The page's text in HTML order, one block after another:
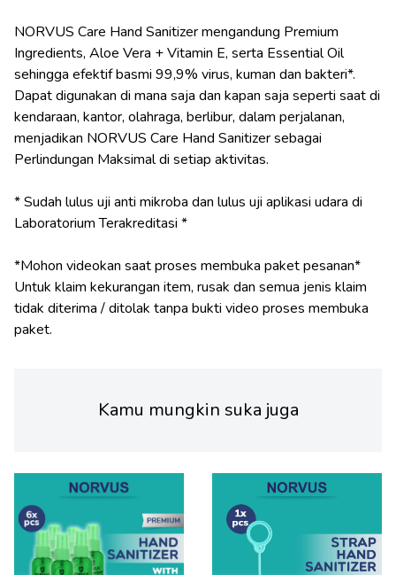
NORVUS Care Hand Sanitizer mengandung Premium
Ingredients, Aloe Vera + Vitamin E, serta Essential Oil
sehingga efektif basmi 99,9% virus, kuman dan bakteri*.
Dapat digunakan di mana saja dan kapan saja seperti saat di
kendaraan, kantor, olahraga, berlibur, dalam perjalanan,
menjadikan NORVUS Care Hand Sanitizer sebagai
Perlindungan Maksimal di setiap aktivitas.
* Sudah lulus uji anti mikroba dan lulus uji aplikasi udara di
Laboratorium Terakreditasi *
*Mohon videokan saat proses membuka paket pesanan*
Untuk klaim kekurangan item, rusak dan semua jenis klaim
tidak diterima / ditolak tanpa bukti video proses membuka
Kamu mungkin suka juga